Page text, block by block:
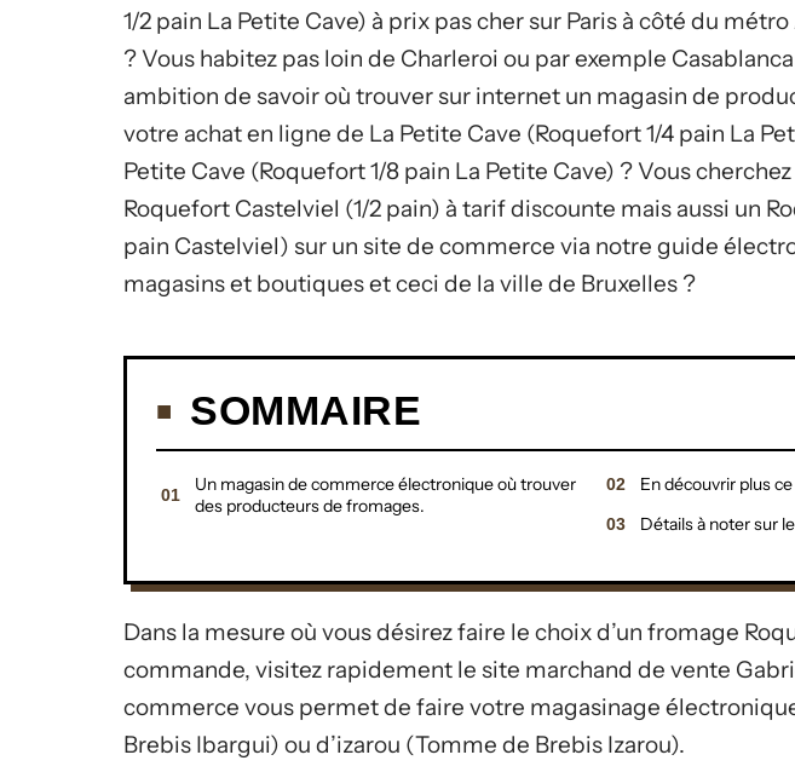
1/2 pain La Petite Cave) à prix pas cher sur Paris à côté du
? Vous habitez pas loin de Charleroi ou par exemple
ambition de savoir où trouver sur internet un magasin de
votre achat en ligne de La Petite Cave (Roquefort 1/4 pain La
Petite Cave (Roquefort 1/8 pain La Petite Cave) ? Vous
Roquefort Castelviel (1/2 pain) à tarif discounte mais aussi un
pain Castelviel) sur un site de commerce via notre guide
magasins et boutiques et ceci de la ville de Bruxelles ?
SOMMAIRE
Un magasin de commerce électronique où trouver
des producteurs de fromages.
En découvrir plus
Détails à noter sur
Dans la mesure où vous désirez faire le choix d’un fromage
commande, visitez rapidement le site marchand de vente
commerce vous permet de faire votre magasinage
Brebis Ibargui) ou d’izarou (Tomme de Brebis Izarou).